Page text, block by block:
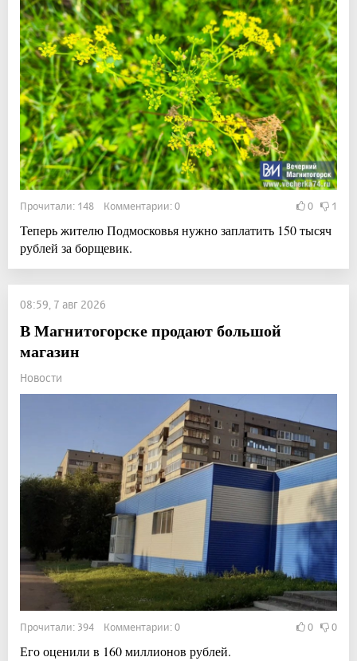
Прочитали: 148 Комментарии: 0 0 1
Теперь жителю Подмосковья нужно заплатить 150 тысяч
рублей за борщевик.
08:59, 7 авг 2026
В Магнитогорске продают большой
магазин
Новости
Прочитали: 394 Комментарии: 0 0 0
Его оценили в 160 миллионов рублей.